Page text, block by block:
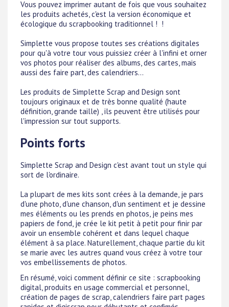
Vous pouvez imprimer autant de fois que vous souhaitez
les produits achetés, c'est la version économique et
écologique du scrapbooking traditionnel ! !
Simplette vous propose toutes ses créations digitales
pour qu'à votre tour vous puissiez créer à l'infini et orner
vos photos pour réaliser des albums, des cartes, mais
aussi des faire part, des calendriers...
Les produits de Simplette Scrap and Design sont
toujours originaux et de très bonne qualité (haute
définition, grande taille) , ils peuvent être utilisés pour
l'impression sur tout supports.
Points forts
Simplette Scrap and Design c'est avant tout un style qui
sort de l'ordinaire.
La plupart de mes kits sont crées à la demande, je pars
d'une photo, d'une chanson, d'un sentiment et je dessine
mes éléments ou les prends en photos, je peins mes
papiers de fond, je crée le kit petit à petit pour finir par
avoir un ensemble cohérent et dans lequel chaque
élément à sa place. Naturellement, chaque partie du kit
se marie avec les autres quand vous créez à votre tour
vos embellissements de photos.
En résumé, voici comment définir ce site : scrapbooking
digital, produits en usage commercial et personnel,
création de pages de scrap, calendriers faire part pages